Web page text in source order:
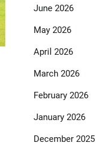
June 2026
May 2026
April 2026
March 2026
February 2026
January 2026
December 2025